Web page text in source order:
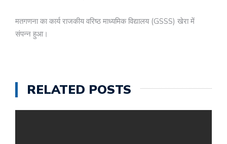
मतगणना का कार्य राजकीय वरिष्ठ माध्यमिक विद्यालय (GSSS) खेरा में
संपन्न हुआ।
RELATED POSTS